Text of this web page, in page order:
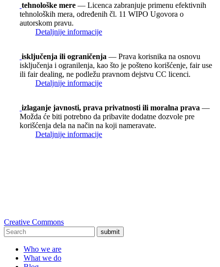
tehnološke mere — Licenca zabranjuje primenu efektivnih
tehnoloških mera, određenih čl. 11 WIPO Ugovora o
autorskom pravu.
Detaljnije informacije
isključenja ili ograničenja — Prava korisnika na osnovu
isključenja i ogranilenja, kao što je pošteno korišćenje, fair use
ili fair dealing, ne podležu pravnom dejstvu CC licenci.
Detaljnije informacije
izlaganje javnosti, prava privatnosti ili moralna prava —
Možda će biti potrebno da pribavite dodatne dozvole pre
korišćenja dela na način na koji nameravate.
Detaljnije informacije
Creative Commons
submit
Who we are
What we do